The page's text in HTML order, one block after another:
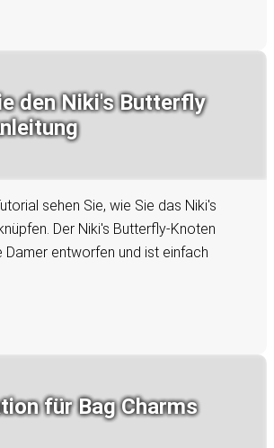
den Niki's Butterfly
sehen Sie, wie Sie das Niki's
Der Niki's Butterfly-Knoten
entworfen und ist einfach
für Bag Charms